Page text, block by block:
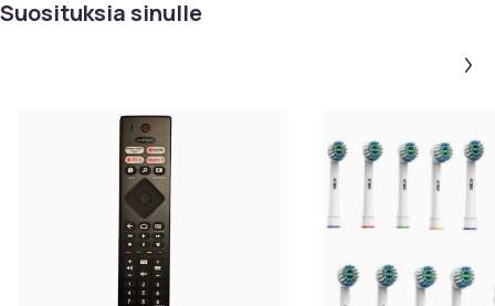
Suosituksia sinulle